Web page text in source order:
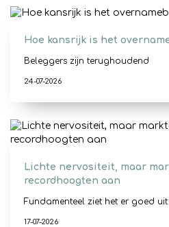
Hoe kansrijk is het
Beleggers zijn terughoudend
24-07-2026
Lichte nervositeit, maar
recordhoogten aan
Fundamenteel ziet het er goed uit
17-07-2026